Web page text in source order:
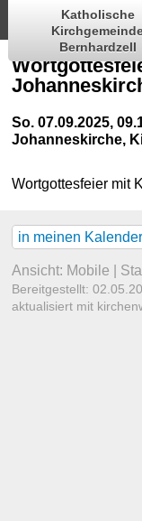
Katholische
Bernhardzell
So. 07.09.2025,
Johanneskirche,
Wortgottesfeier mit
in meinen
Ansicht: Mobile
Bereitgestellt:
aktualisiert mit